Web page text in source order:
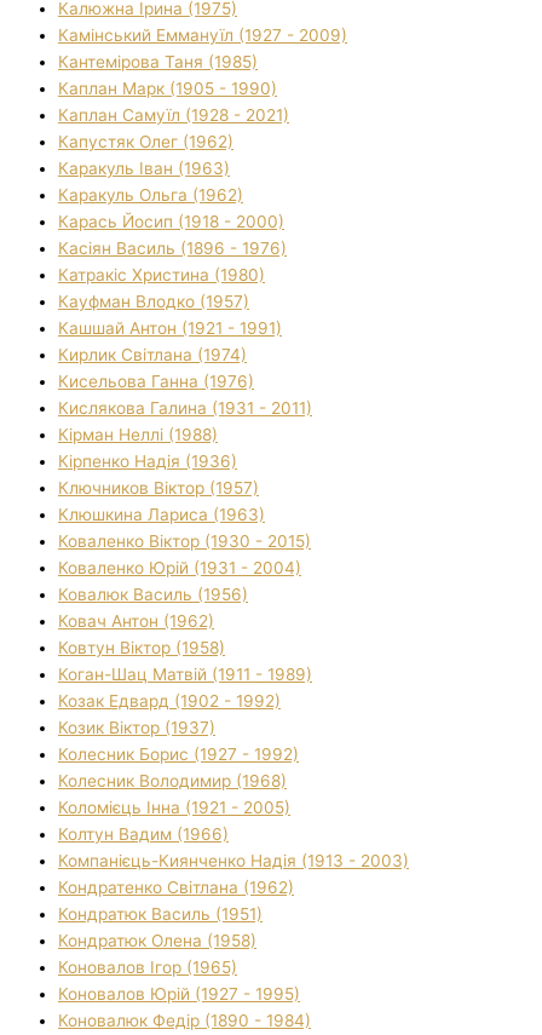
Калюжна Ірина (1975)
Камінський Еммануїл (1927 - 2009)
Кантемірова Таня (1985)
Каплан Марк (1905 - 1990)
Каплан Самуїл (1928 - 2021)
Капустяк Олег (1962)
Каракуль Іван (1963)
Каракуль Ольга (1962)
Карась Йосип (1918 - 2000)
Касіян Василь (1896 - 1976)
Катракіс Христина (1980)
Кауфман Влодко (1957)
Кашшай Антон (1921 - 1991)
Кирлик Світлана (1974)
Кисельова Ганна (1976)
Кислякова Галина (1931 - 2011)
Кірман Неллі (1988)
Кірпенко Надія (1936)
Ключников Віктор (1957)
Клюшкина Лариса (1963)
Коваленко Віктор (1930 - 2015)
Коваленко Юрій (1931 - 2004)
Ковалюк Василь (1956)
Ковач Антон (1962)
Ковтун Віктор (1958)
Коган-Шац Матвій (1911 - 1989)
Козак Едвард (1902 - 1992)
Козик Віктор (1937)
Колесник Борис (1927 - 1992)
Колесник Володимир (1968)
Коломієць Інна (1921 - 2005)
Колтун Вадим (1966)
Компанієць-Киянченко Надія (1913 - 2003)
Кондратенко Світлана (1962)
Кондратюк Василь (1951)
Кондратюк Олена (1958)
Коновалов Ігор (1965)
Коновалов Юрій (1927 - 1995)
Коновалюк Федір (1890 - 1984)